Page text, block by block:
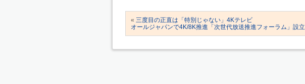
« 三度目の正直は「特別じゃない」4Kテレビ
オールジャパンで4K/8K推進「次世代放送推進フォーラム」設立